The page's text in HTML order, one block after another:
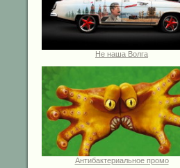
Не наша Волга
Антибактериальное промо